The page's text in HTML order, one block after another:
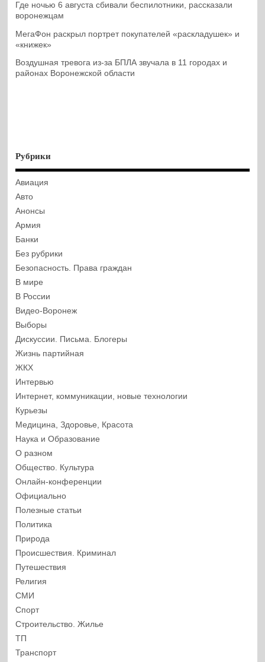
Где ночью 6 августа сбивали беспилотники, рассказали
воронежцам
МегаФон раскрыл портрет покупателей «раскладушек» и
«книжек»
Воздушная тревога из-за БПЛА звучала в 11 городах и
районах Воронежской области
Рубрики
Авиация
Авто
Анонсы
Армия
Банки
Без рубрики
Безопасность. Права граждан
В мире
В России
Видео-Воронеж
Выборы
Дискуссии. Письма. Блогеры
Жизнь партийная
ЖКХ
Интервью
Интернет, коммуникации, новые технологии
Курьезы
Медицина, Здоровье, Красота
Наука и Образование
О разном
Общество. Культура
Онлайн-конференции
Официально
Полезные статьи
Политика
Природа
Происшествия. Криминал
Путешествия
Религия
СМИ
Спорт
Строительство. Жилье
ТП
Транспорт